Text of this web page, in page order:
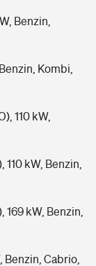
Benzin,
Kombi,
110 kW,
kW, Benzin,
169 kW, Benzin,
Benzin, Cabrio,